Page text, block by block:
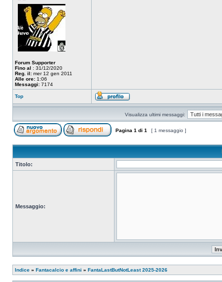
Forum Supporter
Fino al : 31/12/2020
Reg. il: mer 12 gen 2011
Alle ore: 1:06
Messaggi: 7174
Top
Visualizza ultimi messaggi:
Pagina 1 di 1 [ 1 messaggio ]
Titolo:
Messaggio:
Indice » Fantacalcio e affini » FantaLastButNotLeast 2025-2026